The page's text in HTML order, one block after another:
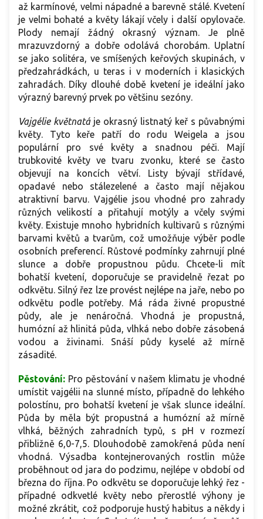
až karmínové, velmi nápadné a barevně stálé. Kvetení
je velmi bohaté a květy lákají včely i další opylovače.
Plody nemají žádný okrasný význam. Je plně
mrazuvzdorný a dobře odolává chorobám. Uplatní
se jako solitéra, ve smíšených keřových skupinách, v
předzahrádkách, u teras i v moderních i klasických
zahradách. Díky dlouhé době kvetení je ideální jako
výrazný barevný prvek po většinu sezóny.
Vajgélie květnatáje okrasný listnatý keř s půvabnými
květy. Tyto keře patří do rodu Weigela a jsou
populární pro své květy a snadnou péči. Mají
trubkovité květy ve tvaru zvonku, které se často
objevují na koncích větví. Listy bývají střídavé,
opadavé nebo stálezelené a často mají nějakou
atraktivní barvu. Vajgélie jsou vhodné pro zahrady
různých velikostí a přitahují motýly a včely svými
květy. Existuje mnoho hybridních kultivarů s různými
barvami květů a tvarům, což umožňuje výběr podle
osobních preferencí. Růstové podmínky zahrnují plné
slunce a dobře propustnou půdu. Chcete-li mít
bohatší kvetení, doporučuje se pravidelně řezat po
odkvětu. Silný řez lze provést nejlépe na jaře, nebo po
odkvětu podle potřeby. Má ráda živné propustné
půdy, ale je nenáročná. Vhodná je propustná,
humózní až hlinitá půda, vlhká nebo dobře zásobená
vodou a živinami. Snáší půdy kyselé až mírně
zásadité.
Pěstování: Pro pěstování v našem klimatu je vhodné
umístit vajgélii na slunné místo, případně do lehkého
polostínu, pro bohatší kvetení je však slunce ideální.
Půda by měla být propustná a humózní až mírně
vlhká, běžných zahradních typů, s pH v rozmezí
přibližně 6,0-7,5. Dlouhodobě zamokřená půda není
vhodná. Výsadba kontejnerovaných rostlin může
proběhnout od jara do podzimu, nejlépe v období od
března do října. Po odkvětu se doporučuje lehký řez -
případné odkvetlé květy nebo přerostlé výhony je
možné zkrátit, což podporuje hustý habitus a někdy i